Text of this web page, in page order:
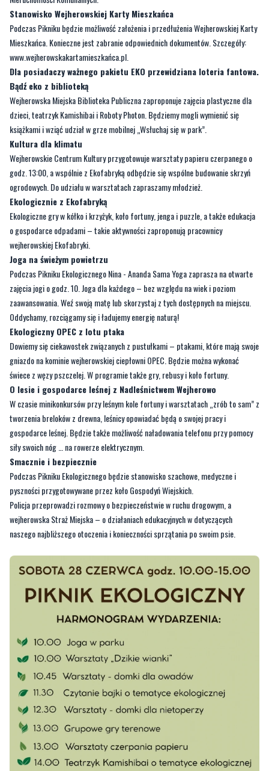
Stanowisko Wejherowskiej Karty Mieszkańca
Podczas Pikniku będzie możliwość założenia i przedłużenia Wejherowskiej Karty
Mieszkańca. Konieczne jest zabranie odpowiednich dokumentów. Szczegóły:
www.wejherowskakartamieszkańca.pl.
Dla posiadaczy ważnego pakietu EKO przewidziana loteria fantowa.
Bądź eko z biblioteką
Wejherowska Miejska Biblioteka Publiczna zaproponuje zajęcia plastyczne dla
dzieci, teatrzyk Kamishibai i Roboty Photon. Będziemy mogli wymienić się
książkami i wziąć udział w grze mobilnej „Wsłuchaj się w park”.
Kultura dla klimatu
Wejherowskie Centrum Kultury przygotowuje warsztaty papieru czerpanego o
godz. 13:00, a wspólnie z Ekofabryką odbędzie się wspólne budowanie skrzyń
ogrodowych. Do udziału w warsztatach zapraszamy młodzież.
Ekologicznie z Ekofabryką
Ekologiczne gry w kółko i krzyżyk, koło fortuny, jenga i puzzle, a także edukacja
o gospodarce odpadami – takie aktywności zaproponują pracownicy
wejherowskiej Ekofabryki.
Joga na świeżym powietrzu
Podczas Pikniku Ekologicznego Nina - Ananda Sama Yoga zaprasza na otwarte
zajęcia jogi o godz. 10. Joga dla każdego – bez względu na wiek i poziom
zaawansowania. Weź swoją matę lub skorzystaj z tych dostępnych na miejscu.
Oddychamy, rozciągamy się i ładujemy energię naturą!
Ekologiczny OPEC z lotu ptaka
Dowiemy się ciekawostek związanych z pustułkami – ptakami, które mają swoje
gniazdo na kominie wejherowskiej ciepłowni OPEC. Będzie można wykonać
świece z węzy pszczelej. W programie także gry, rebusy i koło fortuny.
O lesie i gospodarce leśnej z Nadleśnictwem Wejherowo
W czasie minikonkursów przy leśnym kole fortuny i warsztatach „zrób to sam” z
tworzenia breloków z drewna, leśnicy opowiadać będą o swojej pracy i
gospodarce leśnej. Będzie także możliwość naładowania telefonu przy pomocy
siły swoich nóg … na rowerze elektrycznym.
Smacznie i bezpiecznie
Podczas Pikniku Ekologicznego będzie stanowisko szachowe, medyczne i
pyszności przygotowywane przez koło Gospodyń Wiejskich.
Policja przeprowadzi rozmowy o bezpieczeństwie w ruchu drogowym, a
wejherowska Straż Miejska – o działaniach edukacyjnych w dotyczących
naszego najbliższego otoczenia i konieczności sprzątania po swoim psie.